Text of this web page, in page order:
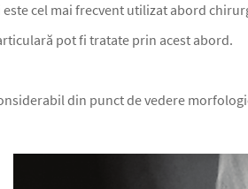
cel mai frecvent utilizat abord
pot fi tratate prin acest abord.
din punct de vedere